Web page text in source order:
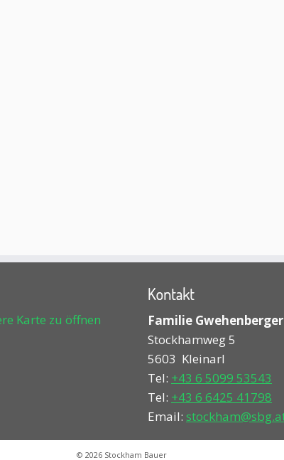
Kontakt
Familie Gwehenberger
Stockhamweg 5
5603 Kleinarl
Tel: +43 6 5099 53543
Tel: +43 6 6425 41798
Email:
© 2026 Stockham Bauer